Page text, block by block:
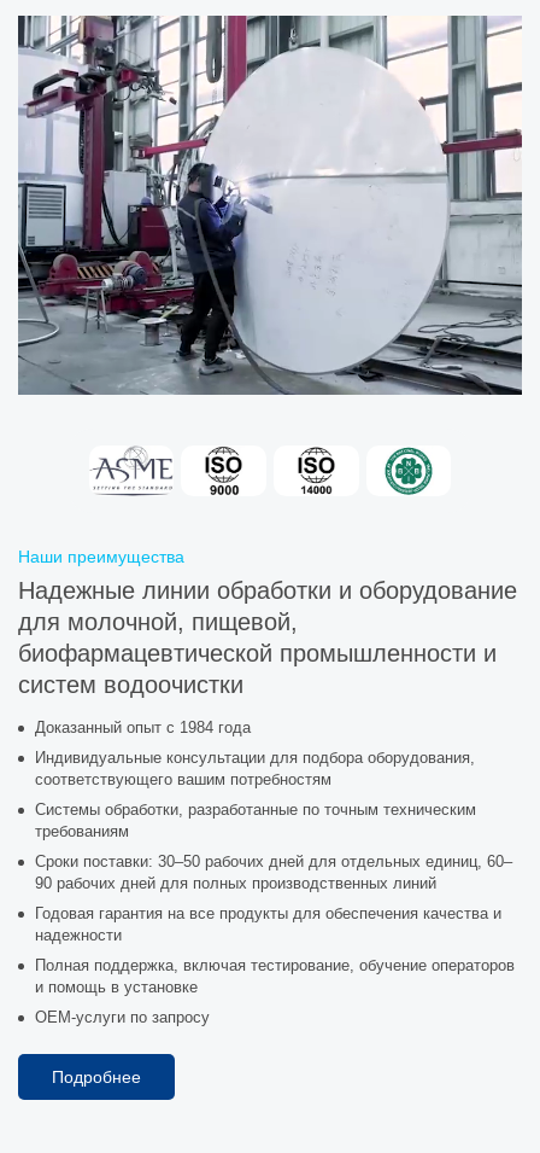
Наши преимущества
Надежные линии обработки и оборудование
для молочной, пищевой,
биофармацевтической промышленности и
систем водоочистки
Доказанный опыт с 1984 года
Индивидуальные консультации для подбора оборудования,
соответствующего вашим потребностям
Системы обработки, разработанные по точным техническим
требованиям
Сроки поставки: 30–50 рабочих дней для отдельных единиц, 60–
90 рабочих дней для полных производственных линий
Годовая гарантия на все продукты для обеспечения качества и
надежности
Полная поддержка, включая тестирование, обучение операторов
и помощь в установке
OEM-услуги по запросу
Подробнее